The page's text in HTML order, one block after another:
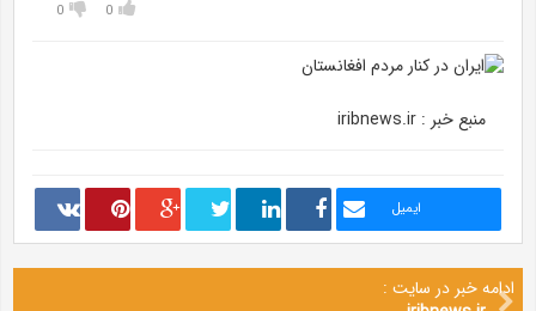
0
0
منبع خبر : iribnews.ir
ایمیل
ادامه خبر در سایت :